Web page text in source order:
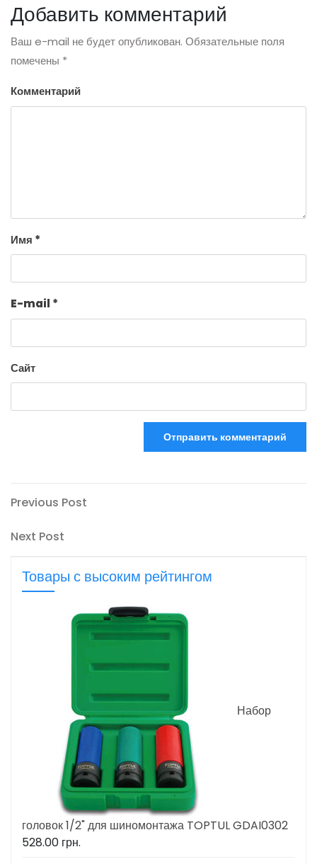
Добавить комментарий
Ваш e-mail не будет опубликован. Обязательные поля
помечены *
Комментарий
Имя *
E-mail *
Сайт
Навигация
по
Previous
Previous Post
Next
Next Post
Товары с высоким рейтингом
Набор
головок 1/2" для шиномонтажа TOPTUL GDAI0302
528.00 грн.